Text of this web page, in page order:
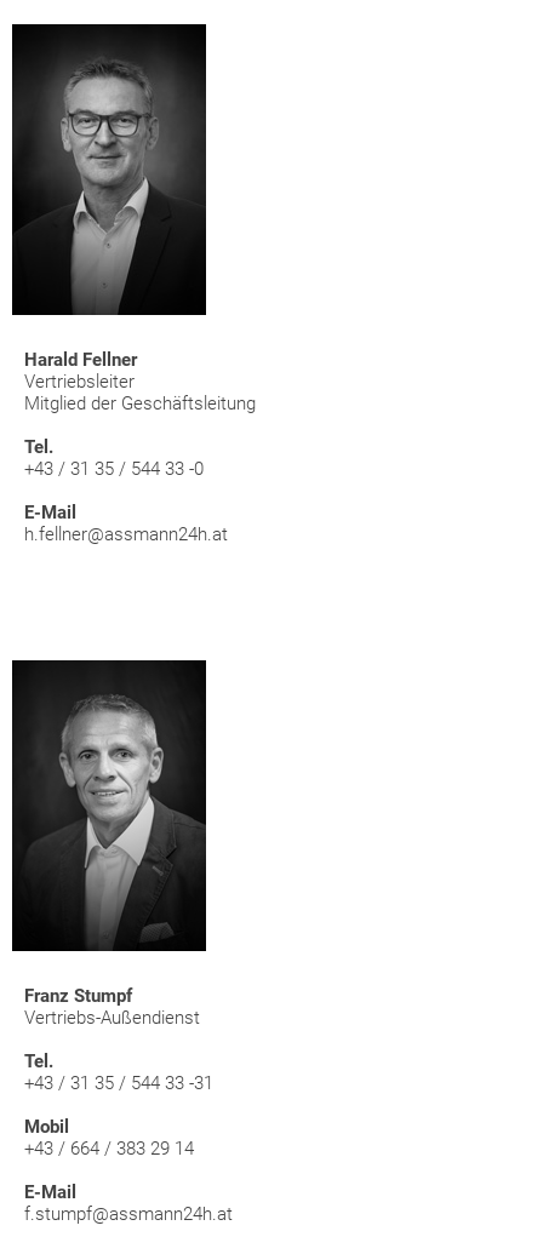
Harald Fellner
Vertriebsleiter
Mitglied der Geschäftsleitung
Tel.
+43 / 31 35 / 544 33 -0
E-Mail
h.fellner@assmann24h.at
Franz Stumpf
Vertriebs-Außendienst
Tel.
+43 / 31 35 / 544 33 -31
Mobil
+43 / 664 / 383 29 14
E-Mail
f.stumpf@assmann24h.at